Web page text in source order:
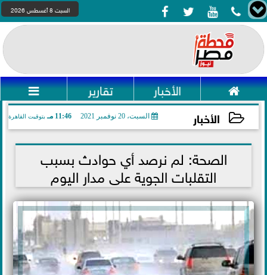
    السبت 8 أغسطس 2026
 الأخبار تقارير 
الأخبار السبت، 20 نوفمبر 2021 11:46 مـ بتوقيت القاهرة
2021-11-20 23:46:05الصحة: لم نرصد أي حوادث بسبب
التقلبات الجوية على مدار اليوم